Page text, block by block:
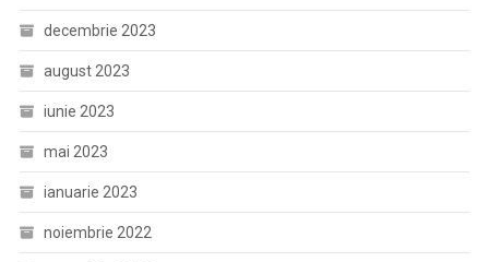
decembrie 2023
august 2023
iunie 2023
mai 2023
ianuarie 2023
noiembrie 2022